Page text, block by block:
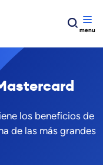
de crédito mastercard
los beneficios de
de las más grandes